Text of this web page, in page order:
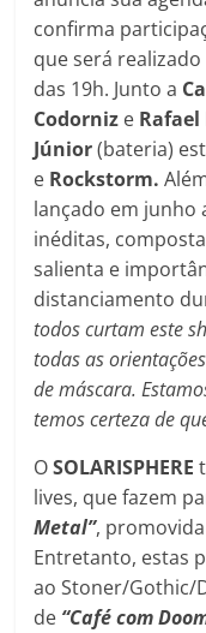
confirma
que será
das 19h. Junto a
Codorniz e
Júnior(bateria)
e Rockstorm.
lançado em junho
inéditas,
salienta e
distanciamento
todos curtam este
todas as
de máscara.
temos certeza de
OSOLARISPHERE
lives, que fazem
Metal”,
Entretanto, estas
ao Stoner/Gothic/
de “Café com